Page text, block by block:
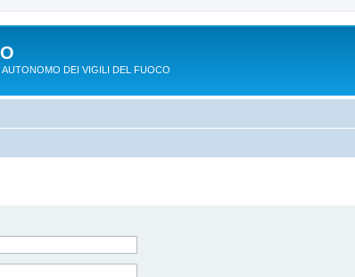
DEI VIGILI DEL FUOCO